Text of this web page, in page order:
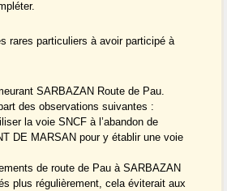
rares particuliers à avoir participé à
SARBAZAN Route de Pau.
des observations suivantes :
la voie SNCF à l’abandon de
DE MARSAN pour y établir une voie
de route de Pau à SARBAZAN
plus régulièrement, cela éviterait aux